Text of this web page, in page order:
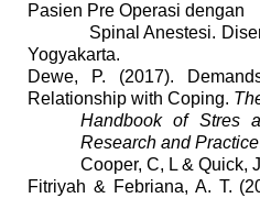
Pasien Pre Operasi dengan
Spinal Anestesi.
Yogyakarta.
Dewe, P. (2017).
Relationship with Coping.
Handbook of Stres
Research and Practice
Cooper, C, L & Quick,
Fitriyah & Febriana, A. T.